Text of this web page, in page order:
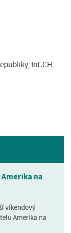
Int.CH
na
víkendový
Amerika na